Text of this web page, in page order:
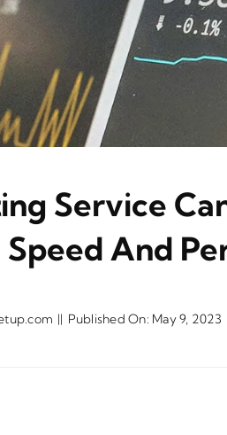
Service
Speed And
|| Published On: May 9, 2023